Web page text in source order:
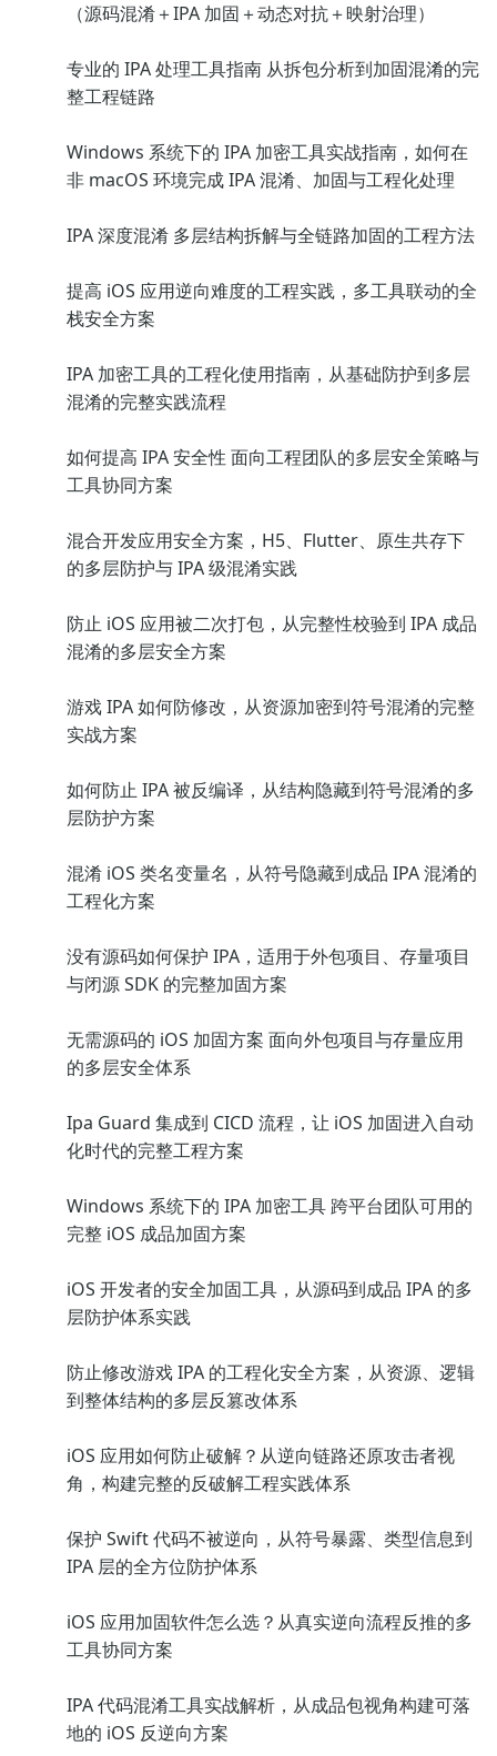
（源码混淆＋IPA 加固＋动态对抗＋映射治理）
专业的 IPA 处理工具指南 从拆包分析到加固混淆的完
整工程链路
Windows 系统下的 IPA 加密工具实战指南，如何在
非 macOS 环境完成 IPA 混淆、加固与工程化处理
IPA 深度混淆 多层结构拆解与全链路加固的工程方法
提高 iOS 应用逆向难度的工程实践，多工具联动的全
栈安全方案
IPA 加密工具的工程化使用指南，从基础防护到多层
混淆的完整实践流程
如何提高 IPA 安全性 面向工程团队的多层安全策略与
工具协同方案
混合开发应用安全方案，H5、Flutter、原生共存下
的多层防护与 IPA 级混淆实践
防止 iOS 应用被二次打包，从完整性校验到 IPA 成品
混淆的多层安全方案
游戏 IPA 如何防修改，从资源加密到符号混淆的完整
实战方案
如何防止 IPA 被反编译，从结构隐藏到符号混淆的多
层防护方案
混淆 iOS 类名变量名，从符号隐藏到成品 IPA 混淆的
工程化方案
没有源码如何保护 IPA，适用于外包项目、存量项目
与闭源 SDK 的完整加固方案
无需源码的 iOS 加固方案 面向外包项目与存量应用
的多层安全体系
Ipa Guard 集成到 CICD 流程，让 iOS 加固进入自动
化时代的完整工程方案
Windows 系统下的 IPA 加密工具 跨平台团队可用的
完整 iOS 成品加固方案
iOS 开发者的安全加固工具，从源码到成品 IPA 的多
层防护体系实践
防止修改游戏 IPA 的工程化安全方案，从资源、逻辑
到整体结构的多层反篡改体系
iOS 应用如何防止破解？从逆向链路还原攻击者视
角，构建完整的反破解工程实践体系
保护 Swift 代码不被逆向，从符号暴露、类型信息到
IPA 层的全方位防护体系
iOS 应用加固软件怎么选？从真实逆向流程反推的多
工具协同方案
IPA 代码混淆工具实战解析，从成品包视角构建可落
地的 iOS 反逆向方案